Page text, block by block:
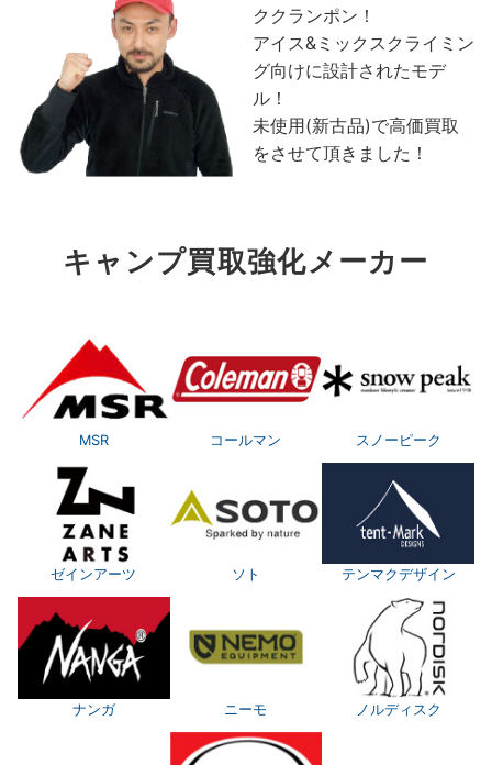
ククランポン！
アイス&ミックスクライミン
グ向けに設計されたモデ
ル！
未使用(新古品)で高価買取
をさせて頂きました！
キャンプ買取強化メーカー
MSR コールマン スノーピーク
ゼインアーツ ソト テンマクデザイン
ナンガ ニーモ ノルディスク